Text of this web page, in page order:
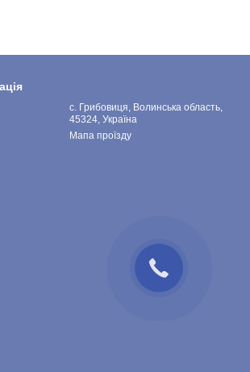
с. Грибовиця, Волинська область,
45324, Україна
Мапа проїзду